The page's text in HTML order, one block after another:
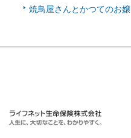
焼鳥屋さんとかつてのお嬢